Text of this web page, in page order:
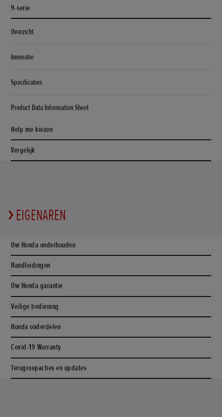
9-serie
Overzicht
Innovatie
Specificaties
Product Data Information Sheet
Help me kiezen
Vergelijk
EIGENAREN
Uw Honda onderhouden
Handleidingen
Uw Honda garantie
Veilige bediening
Honda onderdelen
Covid-19 Warranty
Terugroepacties en updates